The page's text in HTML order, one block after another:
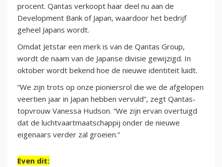
procent. Qantas verkoopt haar deel nu aan de
Development Bank of Japan, waardoor het bedrijf
geheel Japans wordt.
Omdat Jetstar een merk is van de Qantas Group,
wordt de naam van de Japanse divisie gewijzigd. In
oktober wordt bekend hoe de nieuwe identiteit luidt.
“We zijn trots op onze pioniersrol die we de afgelopen
veertien jaar in Japan hebben vervuld”, zegt Qantas-
topvrouw Vanessa Hudson. “We zijn ervan overtuigd
dat de luchtvaartmaatschappij onder de nieuwe
eigenaars verder zal groeien.”
Even dit: